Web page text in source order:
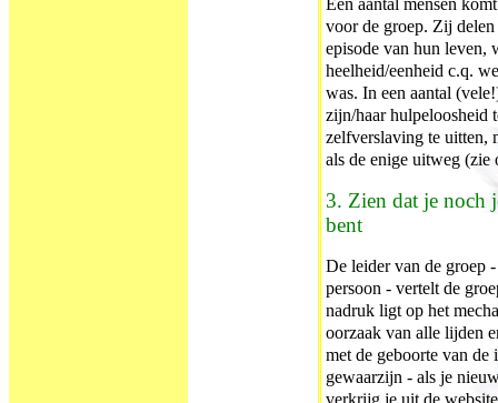
voor de groep. Zij
episode van hun leven,
heelheid/eenheid c.q.
was. In een aantal
zijn/haar hulpeloosheid
zelfverslaving te uitten,
als de enige uitweg (zie
3. Zien dat je noch
bent
De leider van de groep
persoon - vertelt de
nadruk ligt op het
oorzaak van alle lijden
met de geboorte van
gewaarzijn - als je